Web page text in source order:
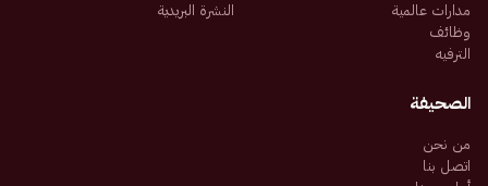
مدارات عالمية
وظائف
الترفيه
النشرة البريدية
الصحيفة
من نحن
اتصل بنا